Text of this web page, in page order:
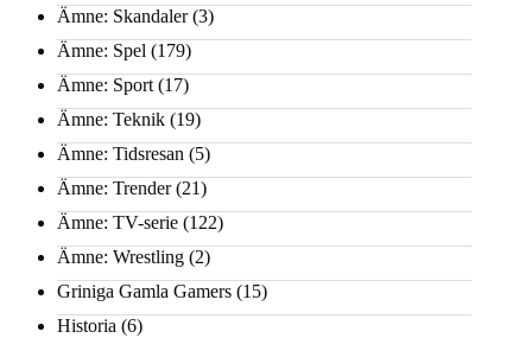
Ämne: Skandaler(3)
Ämne: Spel (179)
Ämne: Sport (17)
Ämne: Teknik (19)
Ämne: Tidsresan (5)
Ämne: Trender(21)
Ämne: TV-serie (122)
Ämne: Wrestling (2)
Griniga Gamla Gamers (15)
Historia (6)